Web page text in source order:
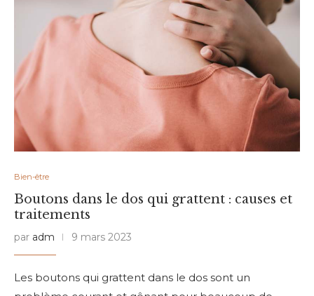
Bien-être
Boutons dans le dos qui grattent : causes et
traitements
par adm 9 mars 2023
Les boutons qui grattent dans le dos sont un